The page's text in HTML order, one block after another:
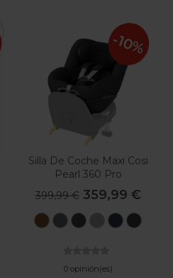
Silla De Coche Maxi Cosi
Pearl 360 Pro
399,99 € 359,99 €
Authentic
Authentic
Authentic
Authentic
0 opinión(es)
-10%